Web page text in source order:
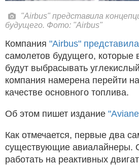
"Airbus" представила
будущего. Фото: "Airbus"
Компания "Airbus"
самолетов будущего, которые
будут выбрасывать
компания намерена перейти
качестве основного топлива.
Об этом пишет издание
Как отмечается, первые два
существующие авиалайнеры.
работать на реактивных